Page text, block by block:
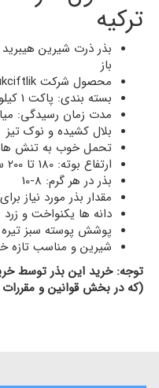
ترکیه
بذر ذرت شیرین
باز
محصول شرکت
بسته بندی: پاکت 1 کیلوگرمی
مدت زمان رسیدگی:
بلال کشیده و نوک تیز
تحمل خوب به تنش ها
ارتفاع بوته: 180 تا 200 سانتی متر
بذر در هر گرم: 8-10
مقدار بذر مورد نیاز برای هر
دانه ها یکنواخت و
پوشش پوسته سبز تیره
شیرین و مناسب تازه
توجه: خرید این بذر توسط
(که در بخش قوانین و